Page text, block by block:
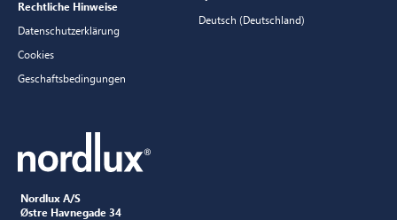
Nordlux A/S
Østre Havnegade 34
Rechtliche Hinweise
Datenschutzerklärung
Cookies
Geschaftsbedingungen
Deutsch (Deutschland)